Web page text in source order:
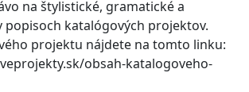
na štylistické, gramatické a
popisoch katalógových projektov.
projektu nájdete na tomto linku:
obsah-katalogoveho-